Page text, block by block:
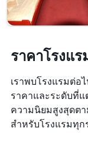
ราคาโรงแ
เราพบโรงแรมต่อ
ราคาและระดับที่แ
ความนิยมสูงสุดต
สำหรับโรงแรมทุก